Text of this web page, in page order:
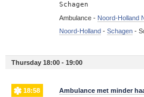
Schagen
Ambulance - Noord-Holland
Noord-Holland- Schagen-
Thursday 18:00 - 19:00
18:58 Ambulance met minder